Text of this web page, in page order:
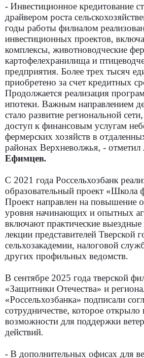
- Инвестиционное кредитование
драйвером роста
годы работы филиалом
инвестиционных проектов,
комплексы, животноводческие
картофелехранилища и
предприятия. Более трех тысяч
приобретено за счет кредитных
Продолжается реализация
ипотеки. Важным направлением
стало развитие региональной
доступ к финансовым услугам
фермерских хозяйств в
районах Верхневолжья, - отметил
Ефимцев.
С 2021 года Россельхозбанк
образовательный проект «Школа
Проект направлен на повышение
уровня начинающих и опытных
включают практические
лекции представителей Тверской
сельхозакадемии, налоговой
других профильных ведомств.
В сентябре 2025 года тверской
«Защитники Отечества» и
«Россельхозбанка» подписали
сотрудничестве, которое открыло
возможности для поддержки
действий.
- В дополнительных офисах для